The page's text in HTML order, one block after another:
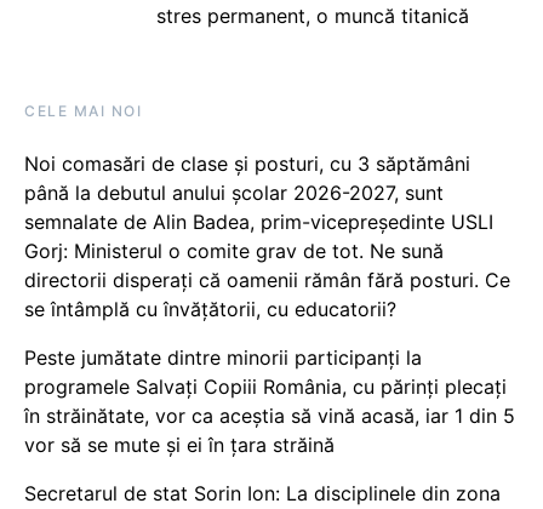
stres permanent, o muncă titanică
CELE MAI NOI
Noi comasări de clase și posturi, cu 3 săptămâni
până la debutul anului școlar 2026-2027, sunt
semnalate de Alin Badea, prim-vicepreședinte USLI
Gorj: Ministerul o comite grav de tot. Ne sună
directorii disperați că oamenii rămân fără posturi. Ce
se întâmplă cu învățătorii, cu educatorii?
Peste jumătate dintre minorii participanți la
programele Salvați Copiii România, cu părinți plecați
în străinătate, vor ca aceștia să vină acasă, iar 1 din 5
vor să se mute și ei în țara străină
Secretarul de stat Sorin Ion: La disciplinele din zona